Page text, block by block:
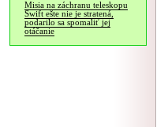
Misia na záchranu teleskopu
Swift ešte nie je stratená,
podarilo sa spomaliť jej
otáčanie